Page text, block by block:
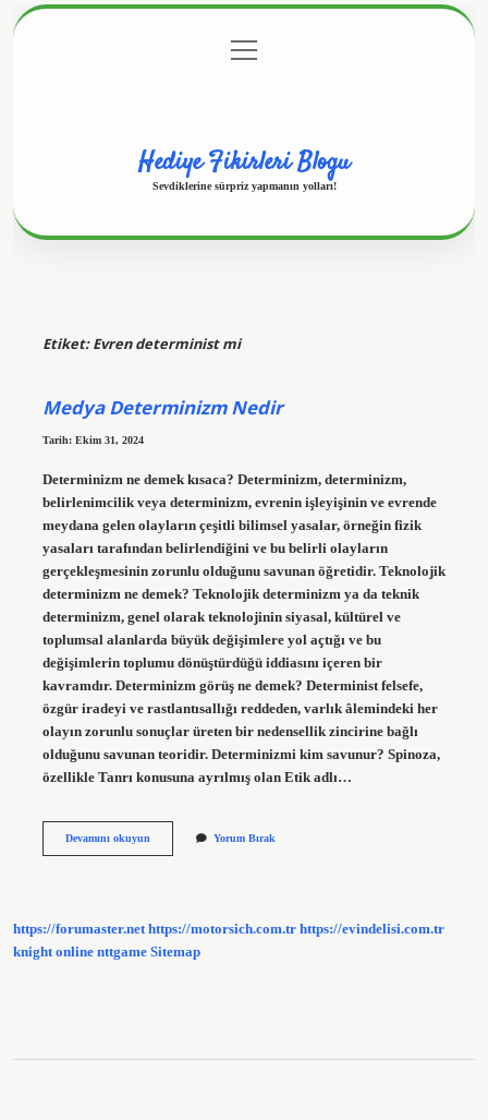
Gizlilik Politikası
menüyü
aç
Hediye Fikirleri Blogu
Sevdiklerine sürpriz yapmanın yolları!
Etiket:Evren determinist mi
Medya Determinizm Nedir
Tarih: Ekim 31, 2024
Determinizm ne demek kısaca? Determinizm, determinizm,
belirlenimcilik veya determinizm, evrenin işleyişinin ve evrende
meydana gelen olayların çeşitli bilimsel yasalar, örneğin fizik
yasaları tarafından belirlendiğini ve bu belirli olayların
gerçekleşmesinin zorunlu olduğunu savunan öğretidir. Teknolojik
determinizm ne demek? Teknolojik determinizm ya da teknik
determinizm, genel olarak teknolojinin siyasal, kültürel ve
toplumsal alanlarda büyük değişimlere yol açtığı ve bu
değişimlerin toplumu dönüştürdüğü iddiasını içeren bir
kavramdır. Determinizm görüş ne demek? Determinist felsefe,
özgür iradeyi ve rastlantısallığı reddeden, varlık âlemindeki her
olayın zorunlu sonuçlar üreten bir nedensellik zincirine bağlı
olduğunu savunan teoridir. Determinizmi kim savunur? Spinoza,
özellikle Tanrı konusuna ayrılmış olan Etik adlı…
Devamını okuyunMedya
Yorum Bırak
https://forumaster.net https://motorsich.com.tr https://evindelisi.com.tr
knight online nttgame Sitemap